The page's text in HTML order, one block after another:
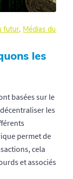
futur, Médias du
les
basées sur le
les
permet de
cela
et associés